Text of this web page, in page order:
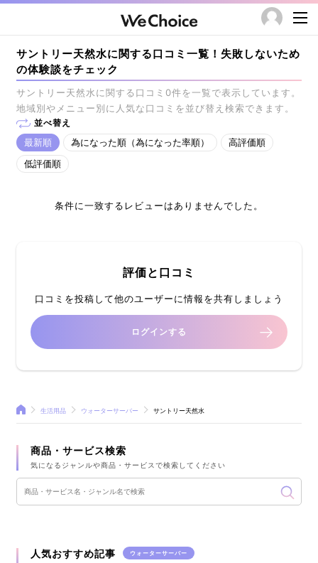
サントリー天然水に関する口コミ一覧！失敗しないため
の体験談をチェック
サントリー天然水に関する口コミ0件を一覧で表示しています。
地域別やメニュー別に人気な口コミを並び替え検索できます。
並べ替え
最新順 為になった順（為になった率順）
高評価順
低評価順
条件に一致するレビューはありませんでした。
評価と口コミ
口コミを投稿して他のユーザーに情報を共有しましょう
ログインする
生活用品 ウォーターサーバー サントリー天然水
商品・サービス検索
気になるジャンルや商品・サービスで検索してください
人気おすすめ記事 ウォーターサーバー